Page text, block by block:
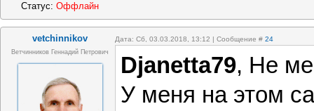
Статус: Оффлайн
vetchinnikov Дата: Сб, 03.03.2018, 13:12 | Сообщение # 24
Ветчинников Геннадий Петрович
Djanetta79, Не
У меня на этом